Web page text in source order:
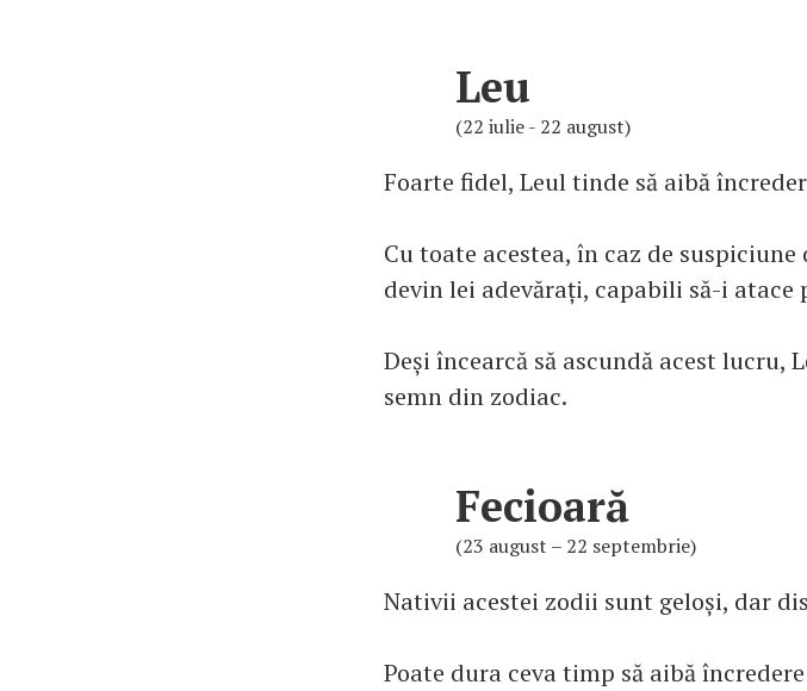
Leu
(22 iulie - 22 august)
Foarte fidel, Leul tinde să aibă
Cu toate acestea, în caz de
devin lei adevărați, capabili să-i
Deși încearcă să ascundă acest lucru,
semn din zodiac.
Fecioară
(23 august – 22 septembrie)
Nativii acestei zodii sunt geloși, dar
Poate dura ceva timp să aibă